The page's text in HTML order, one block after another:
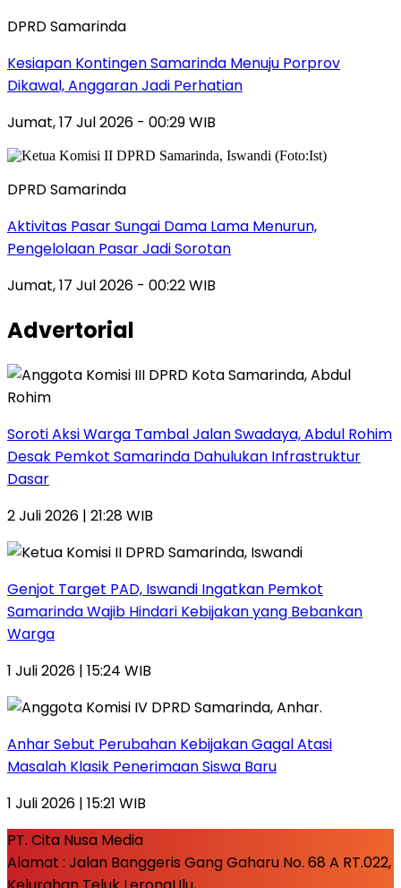
DPRD Samarinda
Kesiapan Kontingen Samarinda Menuju Porprov
Dikawal, Anggaran Jadi Perhatian
Jumat, 17 Jul 2026 - 00:29 WIB
DPRD Samarinda
Aktivitas Pasar Sungai Dama Lama Menurun,
Pengelolaan Pasar Jadi Sorotan
Jumat, 17 Jul 2026 - 00:22 WIB
Advertorial
Soroti Aksi Warga Tambal Jalan Swadaya, Abdul Rohim
Desak Pemkot Samarinda Dahulukan Infrastruktur
Dasar
2 Juli 2026 | 21:28 WIB
Genjot Target PAD, Iswandi Ingatkan Pemkot
Samarinda Wajib Hindari Kebijakan yang Bebankan
Warga
1 Juli 2026 | 15:24 WIB
Anhar Sebut Perubahan Kebijakan Gagal Atasi
Masalah Klasik Penerimaan Siswa Baru
1 Juli 2026 | 15:21 WIB
PT. Cita Nusa Media
Alamat : Jalan Banggeris Gang Gaharu No. 68 A RT.022,